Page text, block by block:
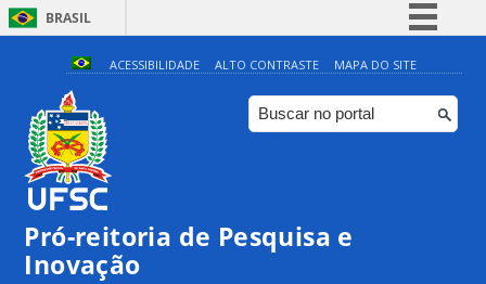
BRASIL
Simplifique!
Comunica BR
Participe
Canais
ACESSIBILIDADE ALTO CONTRASTE MAPA DO SITE
Pró-reitoria de Pesquisa e
Inovação